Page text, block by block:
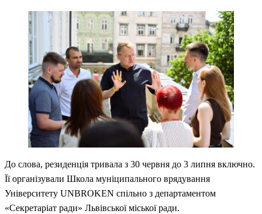
До слова, резиденція тривала з 30 червня до 3 липня включно.
Її організували Школа муніципального врядування
Університету UNBROKEN спільно з департаментом
«Секретаріат ради» Львівської міської ради.